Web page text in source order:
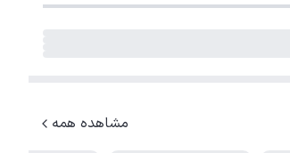
مشاهده همه